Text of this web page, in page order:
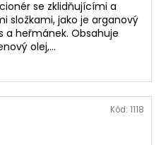
se zklidňujícími a
složkami, jako je arganový
a heřmánek. Obsahuje
olej,...
Kód: 1118